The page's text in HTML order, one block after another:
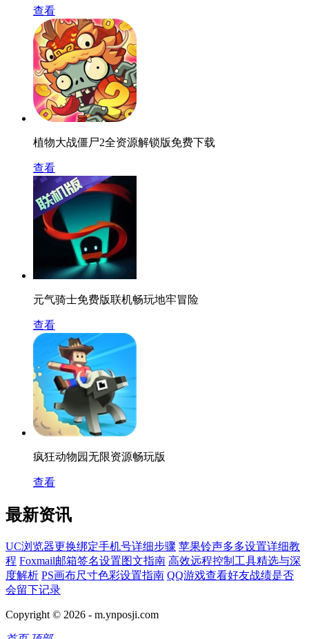
查看
植物大战僵尸2全资源解锁版免费下载
查看
元气骑士免费版联机畅玩地牢冒险
查看
疯狂动物园无限资源畅玩版
查看
最新资讯
UC浏览器更换绑定手机号详细步骤 苹果铃声多多设置详细教
程 Foxmail邮箱签名设置图文指南 高效远程控制工具精选与深
度解析 PS画布尺寸色彩设置指南 QQ游戏查看好友战绩是否
会留下记录
Copyright © 2026 - m.ynposji.com